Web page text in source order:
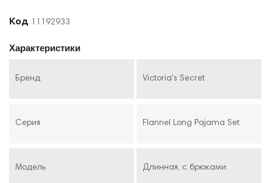
Код 11192933
Характеристики
Бренд Victoria's Secret
Серия Flannel Long Pajama Set
Модель Длинная, с брюками